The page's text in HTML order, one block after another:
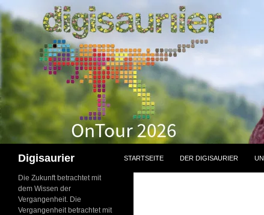
Zum
Inhalt
springen
Digisaurier STARTSEITE DER DIGISAURIER
Die Zukunft betrachtet mit
dem Wissen der
Vergangenheit. Die
Vergangenheit betrachtet mit